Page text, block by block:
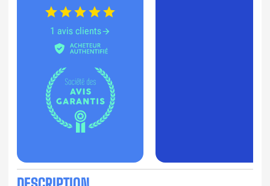
1 avis clients